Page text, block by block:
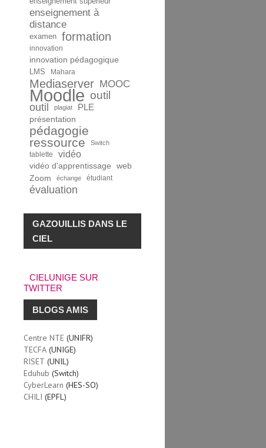
enseignement à
distance
examen formation
innovation
innovation pédagogique
LMS Mahara
Mediaserver MOOC
Moodle outil
outil plagiat PLE
présentation
pédagogie
ressource
Switch
tablette vidéo
vidéo d'apprentissage web
Zoom échange étudiant
évaluation
GAZOUILLIS DANS LE
CIEL
CIELUNIGE SUR
TWITTER
BLOGS AMIS
Centre NTE (UNIFR)
TECFA (UNIGE)
RISET (UNIL)
Eduhub (Switch)
CyberLearn (HES-SO)
CHILI (EPFL)